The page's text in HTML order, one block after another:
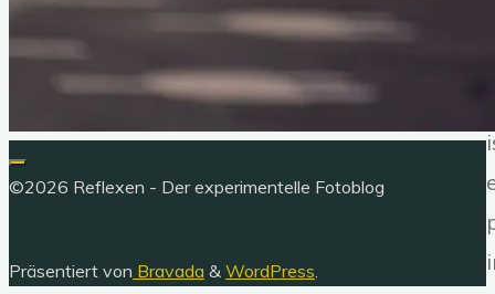
©2026 Reflexen - Der experimentelle Fotoblog
Präsentiert von Bravada & WordPress.